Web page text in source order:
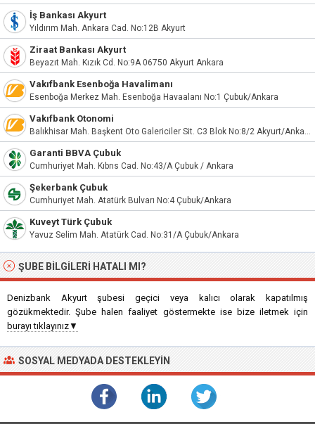
İş Bankası Akyurt
Yıldırım Mah. Ankara Cad. No:12B Akyurt
Ziraat Bankası Akyurt
Beyazıt Mah. Kızık Cd. No:9A 06750 Akyurt Ankara
Vakıfbank Esenboğa Havalimanı
Esenboğa Merkez Mah. Esenboğa Havaalanı No:1 Çubuk/Ankara
Vakıfbank Otonomi
Balıkhisar Mah. Başkent Oto Galericiler Sit. C3 Blok No:8/2 Akyurt/Ankara
Garanti BBVA Çubuk
Cumhuriyet Mah. Kıbrıs Cad. No:43/A Çubuk / Ankara
Şekerbank Çubuk
Cumhuriyet Mah. Atatürk Bulvarı No:4 Çubuk/Ankara
Kuveyt Türk Çubuk
Yavuz Selim Mah. Atatürk Cad. No:31/A Çubuk/Ankara
ŞUBE BILGILERI HATALI MI?
Denizbank Akyurt şubesi geçici veya kalıcı olarak kapatılmış
gözükmektedir. Şube halen faaliyet göstermekte ise bize iletmek için
burayı tıklayınız▼
SOSYAL MEDYADA DESTEKLEYIN